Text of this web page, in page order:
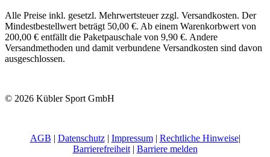
Alle Preise inkl. gesetzl. Mehrwertsteuer zzgl. Versandkosten. Der
Mindestbestellwert beträgt 50,00 €. Ab einem Warenkorbwert von
200,00 € entfällt die Paketpauschale von 9,90 €. Andere
Versandmethoden und damit verbundene Versandkosten sind davon
ausgeschlossen.
© 2026 Kübler Sport GmbH
AGB | Datenschutz| Impressum| Rechtliche Hinweise|
Barrierefreiheit| Barriere melden